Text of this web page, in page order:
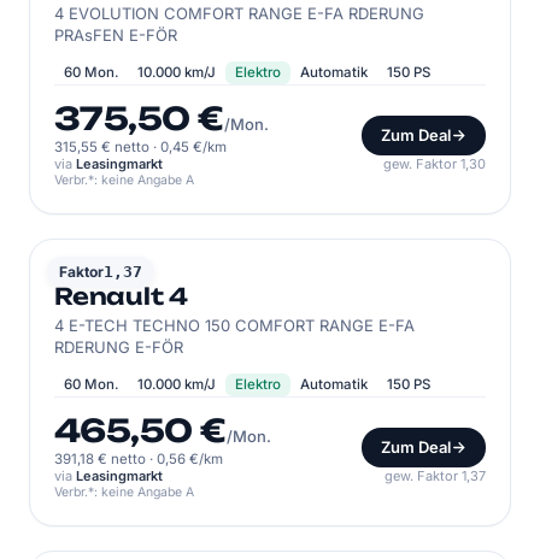
4 EVOLUTION COMFORT RANGE E-FA RDERUNG
PRAsFEN E-FÖR
60 Mon. 10.000 km/J Elektro Automatik 150 PS
375,50 €/Mon.
315,55 € netto · 0,45 €/km
Zum Deal
via Leasingmarkt gew. Faktor 1,30
Verbr.*: keine Angabe A
Faktor1,37
RENAULT
Renault 4
4 E-TECH TECHNO 150 COMFORT RANGE E-FA
RDERUNG E-FÖR
60 Mon. 10.000 km/J Elektro Automatik 150 PS
465,50 €/Mon.
391,18 € netto · 0,56 €/km
Zum Deal
via Leasingmarkt gew. Faktor 1,37
Verbr.*: keine Angabe A